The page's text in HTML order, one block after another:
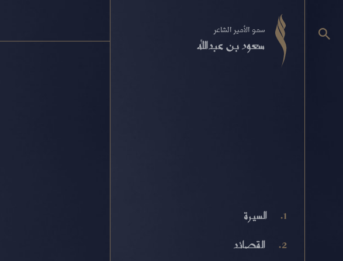
سمو الأمير الشاعر
سعود بن عبدالله
السيرة
القصائد